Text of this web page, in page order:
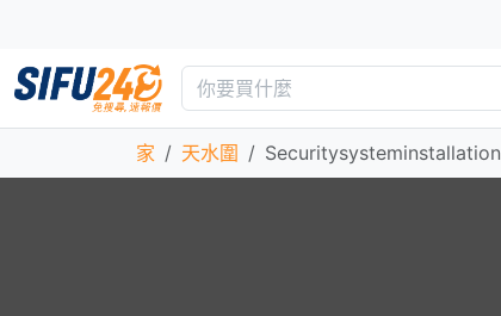
家 天水圍 Securitysysteminstallation